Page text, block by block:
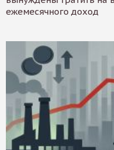
ежемесячного доход